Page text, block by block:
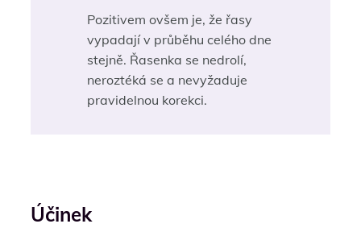
Pozitivem ovšem je, že řasy
vypadají v průběhu celého dne
stejně. Řasenka se nedrolí,
neroztéká se a nevyžaduje
pravidelnou korekci.
Účinek